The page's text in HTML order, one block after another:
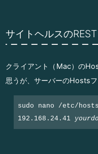
サイトヘルスの
クライアント（Mac）の
思うが、サーバーのHostsフ
sudo nano /etc/hosts
192.168.24.41